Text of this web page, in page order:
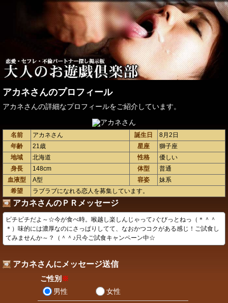
アカネさんのプロフィール
アカネさんの詳細なプロフィールをご紹介しています。
名前 アカネさん 誕生日
8月2日
年齢
21歳 星座
獅子座
地域
北海道 性格
優しい
身長
148cm 体型
普通
血液型
A型 容姿
妹系
希望
ラブラブになれる恋人を募集しています。
アカネさんのＰＲメッセージ
ピチピチだよ～☆今が食べ時。喉越し楽しんじゃって♪ぐびっとねっ（＊＾＾
＊）味的には濃厚なのにさっぱりしてて、なおかつコクがある感じ！ご試食し
てみませんか～？（＾＾♪只今ご試食キャンペーン中☆
アカネさんにメッセージ送信